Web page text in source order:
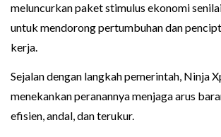
meluncurkan paket stimulus ekonomi
untuk mendorong pertumbuhan dan
kerja.
Sejalan dengan langkah pemerintah, Ninja
menekankan peranannya menjaga arus
efisien, andal, dan terukur.